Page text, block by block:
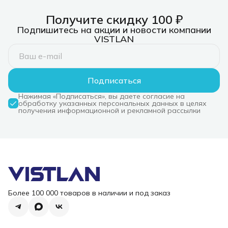
Получите скидку 100 ₽
Подпишитесь на акции и новости компании
VISTLAN
Подписаться
Нажимая «Подписаться», вы даете согласие на
обработку указанных персональных данных в целях
получения информационной и рекламной рассылки
Более 100 000 товаров в наличии и под заказ